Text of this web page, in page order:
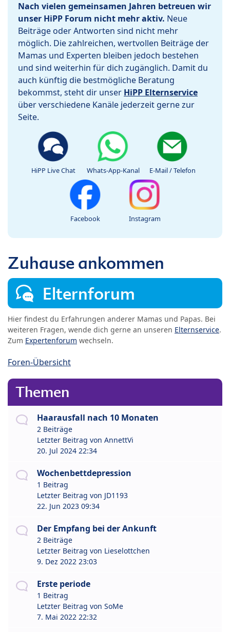
Nach vielen gemeinsamen Jahren betreuen wir
unser HiPP Forum nicht mehr aktiv. Neue
Beiträge oder Antworten sind nicht mehr
möglich. Die zahlreichen, wertvollen Beiträge der
Mamas und Experten bleiben jedoch bestehen
und sind weiterhin für dich zugänglich. Damit du
auch künftig die bestmögliche Beratung
bekommst, steht dir unser HiPP Elternservice
über verschiedene Kanäle jederzeit gerne zur
Seite.
HiPP Live Chat Whats-App-Kanal E-Mail / Telefon
Facebook Instagram
Zuhause ankommen
Elternforum
Hier findest du Erfahrungen anderer Mamas und Papas. Bei
weiteren Fragen, wende dich gerne an unseren Elternservice.
Zum Expertenforum wechseln.
Foren-Übersicht
Themen
Haarausfall nach 10 Monaten
2 Beiträge
Letzter Beitrag von AnnettVi
20. Jul 2024 22:34
Wochenbettdepression
1 Beitrag
Letzter Beitrag von JD1193
22. Jun 2023 09:34
Der Empfang bei der Ankunft
2 Beiträge
Letzter Beitrag von Lieselottchen
9. Dez 2022 23:03
Erste periode
1 Beitrag
Letzter Beitrag von SoMe
7. Mai 2022 22:32